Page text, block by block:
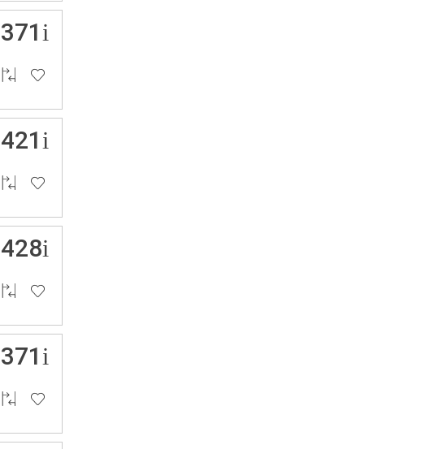
371
421
428
371